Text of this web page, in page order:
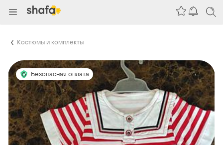
Костюмы и комплекты
Безопасная оплата